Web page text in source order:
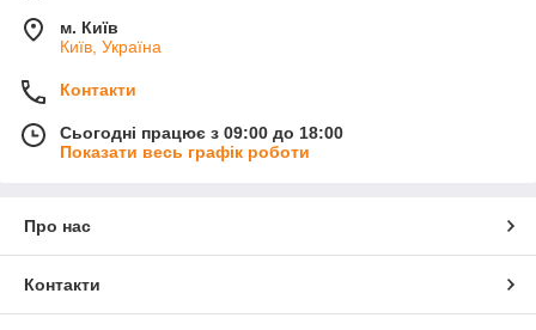
м. Київ
Київ, Україна
Контакти
Сьогодні працює з 09:00 до 18:00
Показати весь графік роботи
Про нас
Контакти